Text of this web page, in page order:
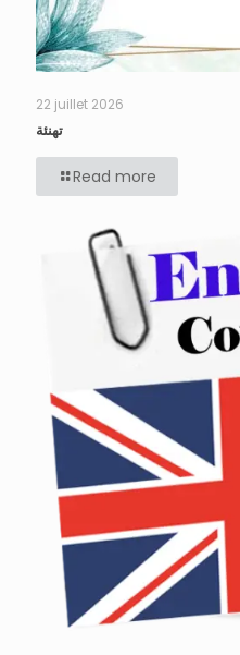
22 juillet 2026
تهنئة
Read more